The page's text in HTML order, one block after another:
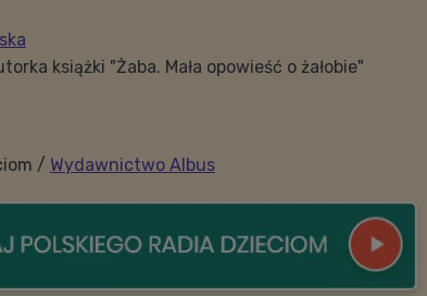
książki "Żaba. Mała opowieść o żałobie"
/ Wydawnictwo Albus